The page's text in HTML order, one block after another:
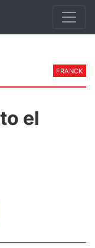
FRANCK
el